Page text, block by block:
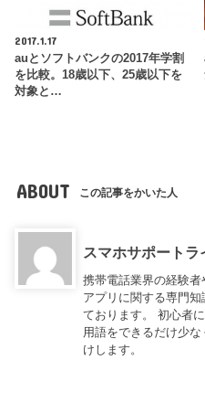
2017.1.17
auとソフトバンクの2017年学割
を比較。18歳以下、25歳以下を
対象と…
ABOUT この記事をかいた人
スマホサポートラ
携帯電話業界の経験
アプリに関する専門
ております。 初心者
用語をできるだけ少
けします。